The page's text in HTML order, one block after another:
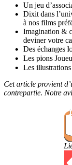
Un jeu
Dixit dans
à nos films
Imagination &
deviner votre
Des échanges
Les pions
Les
Cet article provient
contrepartie. Notre